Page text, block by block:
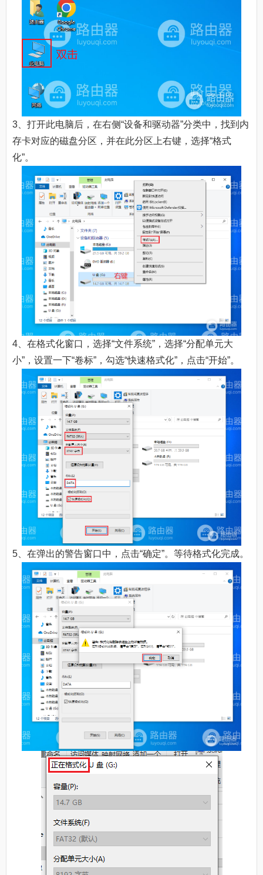
3、打开此电脑后，在右侧“设备和驱动器”分类中，找到内
存卡对应的磁盘分区，并在此分区上右键，选择“格式
化”。
4、在格式化窗口，选择“文件系统”，选择“分配单元大
小”，设置一下“卷标”，勾选“快速格式化”，点击“开始”。
5、在弹出的警告窗口中，点击“确定”。等待格式化完成。